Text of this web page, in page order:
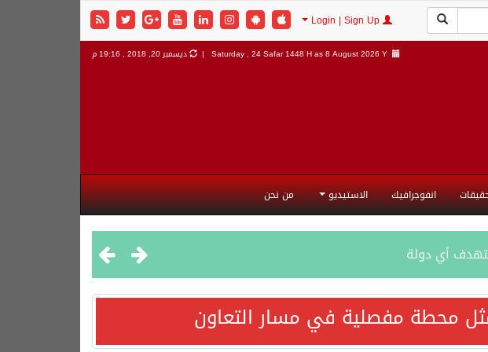
Saturday , 24 Safar 1448 H as8 August 2026 Y | ديسمبر 20, 2018 , 19:16 م
انفوجرافيك الاستيديو من نحن
أي دولة
المنطقة
محطة مفصلية في مسار التعاون